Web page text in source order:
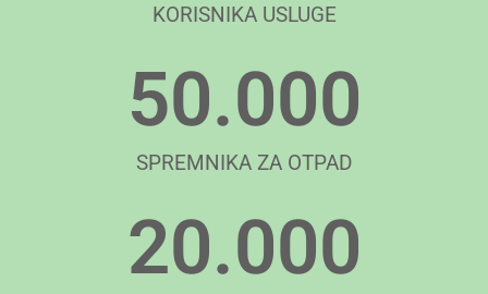
KORISNIKA USLUGE
SPREMNIKA ZA OTPAD
50.000
20.000